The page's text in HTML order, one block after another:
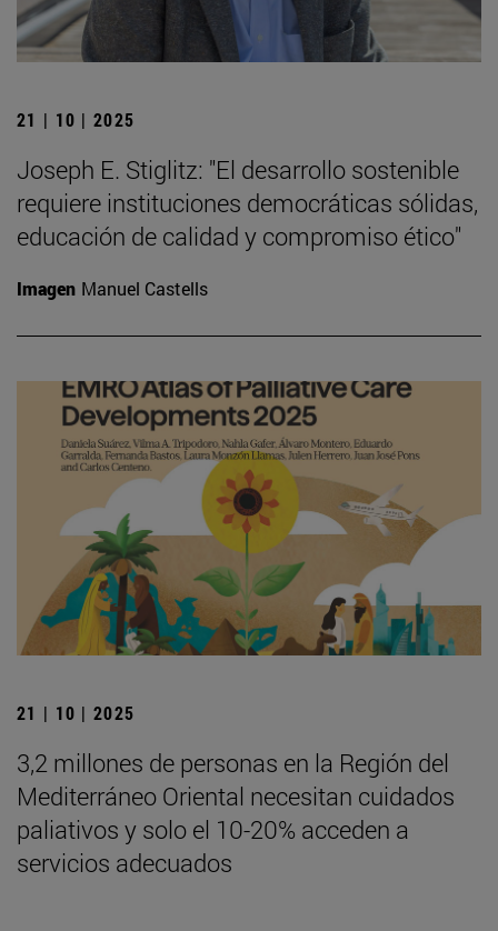
21 | 10 | 2025
Joseph E. Stiglitz: "El desarrollo sostenible
requiere instituciones democráticas sólidas,
educación de calidad y compromiso ético"
Imagen Manuel Castells
21 | 10 | 2025
3,2 millones de personas en la Región del
Mediterráneo Oriental necesitan cuidados
paliativos y solo el 10-20% acceden a
servicios adecuados